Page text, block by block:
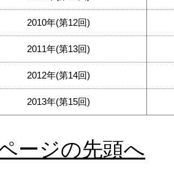
2010年(第12回)
2011年(第13回)
2012年(第14回)
2013年(第15回)
ージの先頭へ